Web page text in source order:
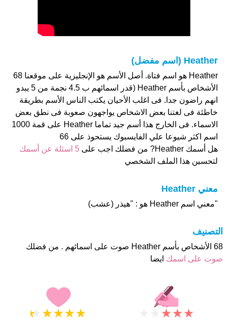
Heather (اسم مفضل)
Heather هو اسم فتاة. أصل الأسم هو الإنجليزية على موقعنا 68
الأشخاص بأسم Heather (قدر اسمائهم ب 4.5 نجمة من 5 يبدو
انهم راضون جدا. فى اغلب الأحيان يكتب الناس الأسم بطريقة
خاطئة فى لغتنا بعض الاشخاص يواجهون صعوبة فى نطق بعض
الاسماء. فى الخارج هذا أسم جيد تماما Heather على قمة 1000
اسم اكثر شيوعا علي الفايسبوك يستحوذ على 66
هل أسمك Heather? من فضلك اجب على
5 اسئلة عن أسمك
لتحسين هذا الملف الشخصي
معني Heather
"معني اسم Heather هو : "هيذر (عشب)
التصنيف
68 الأشخاص بأسم Heather صوت على اسمائهم . من فضلك
صوت على اسمك ايضا
★
★
★
★
★ ★
★
★